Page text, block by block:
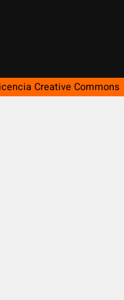
Creative Commons